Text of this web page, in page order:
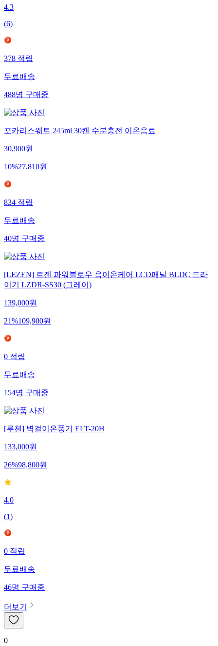
4.3
(6)
378적립
무료배송
488명구매중
포카리스웨트 245ml 30캔 수분충전 이온음료
30,900원
10%27,810원
834적립
무료배송
40명구매중
[LEZEN] 르젠 파워블로우 음이온케어 LCD패널 BLDC 드라
이기 LZDR-SS30 (그레이)
139,000원
21%109,900원
0적립
무료배송
154명구매중
[루첸] 벽걸이온풍기 ELT-20H
133,000원
26%98,800원
4.0
(1)
0적립
무료배송
46명구매중
더보기
0